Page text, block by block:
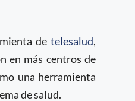
de telesalud,
en más centros de
una herramienta
de salud.